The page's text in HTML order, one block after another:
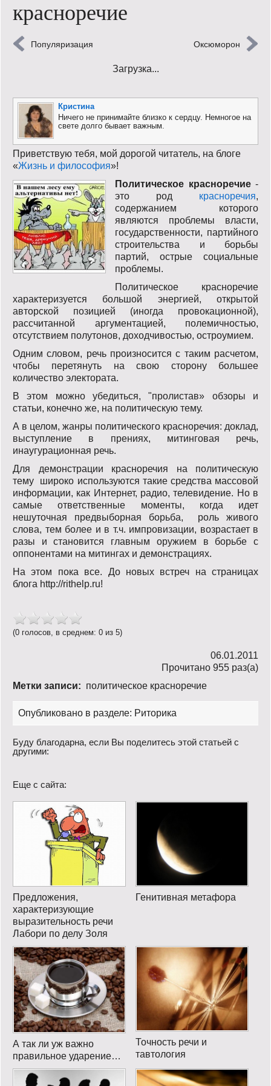
Кинообзор
Книгообзор
Логика
Поговорим?!
Риторика
Слово гостям
Философские размышления
Этот огромный мир!
Login
красноречие
Популяризация Оксюморон
Загрузка...
Кристина
Ничего не принимайте близко к сердцу. Немногое на
свете долго бывает важным.
Приветствую тебя, мой дорогой читатель, на блоге
«Жизнь и философия»!
Политическое красноречие-
это род красноречия,
содержанием которого
являются проблемы власти,
государственности, партийного
строительства и борьбы
партий, острые социальные
проблемы.
Политическое красноречие
характеризуется большой энергией, открытой
авторской позицией (иногда провокационной),
рассчитанной аргументацией, полемичностью,
отсутствием полутонов, доходчивостью, остроумием.
Одним словом, речь произносится с таким расчетом,
чтобы перетянуть на свою сторону большее
количество электората.
В этом можно убедиться, "пролистав» обзоры и
статьи, конечно же, на политическую тему.
А в целом, жанры политического красноречия: доклад,
выступление в прениях, митинговая речь,
инаугурационная речь.
Для демонстрации красноречия на политическую
тему широко используются такие средства массовой
информации, как Интернет, радио, телевидение. Но в
самые ответственные моменты, когда идет
нешуточная предвыборная борьба, роль живого
слова, тем более и в т.ч. импровизации, возрастает в
разы и становится главным оружием в борьбе с
оппонентами на митингах и демонстрациях.
На этом пока все. До новых встреч на страницах
блога http://rithelp.ru!
(0 голосов, в среднем: 0 из 5)
06.01.2011
Прочитано 955 раз(a)
Метки записи: политическое красноречие
Опубликовано в разделе: Риторика
Буду благодарна, если Вы поделитесь этой статьей с
другими:
Еще с сайта:
Предложения,
характеризующие
выразительность речи
Лабори по делу Золя
Генитивная метафора
А так ли уж важно
правильное ударение…
Точность речи и
тавтология